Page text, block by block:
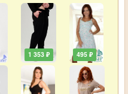
1 353 ₽ 495 ₽